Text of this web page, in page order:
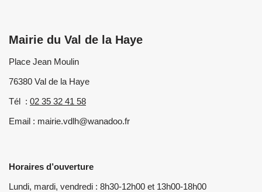
Mairie du Val de la Haye
Place Jean Moulin
76380 Val de la Haye
Tél : 02 35 32 41 58
Email : mairie.vdlh@wanadoo.fr
Horaires d’ouverture
Lundi, mardi, vendredi : 8h30-12h00 et 13h00-18h00